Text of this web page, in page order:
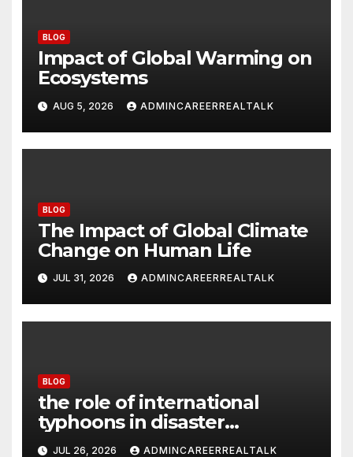
BLOG
Impact of Global Warming on
Ecosystems
AUG 5, 2026 ADMINCAREERREALTALK
BLOG
The Impact of Global Climate
Change on Human Life
JUL 31, 2026 ADMINCAREERREALTALK
BLOG
the role of international
typhoons in disaster
management
JUL 26, 2026 ADMINCAREERREALTALK